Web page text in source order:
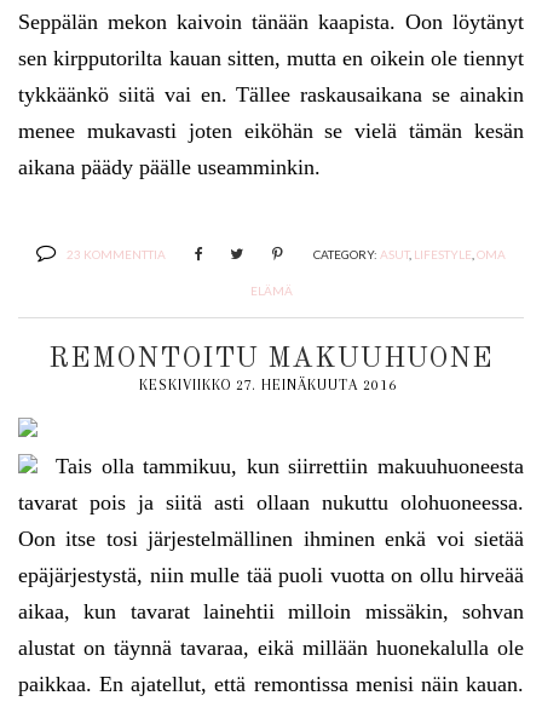
Seppälän mekon kaivoin tänään kaapista. Oon löytänyt
sen kirpputorilta kauan sitten, mutta en oikein ole tiennyt
tykkäänkö siitä vai en. Tällee raskausaikana se ainakin
menee mukavasti joten eiköhän se vielä tämän kesän
aikana päädy päälle useamminkin.
23 KOMMENTTIA CATEGORY: ASUT, LIFESTYLE,OMA
ELÄMÄ
REMONTOITU MAKUUHUONE
KESKIVIIKKO 27. HEINÄKUUTA 2016
Tais olla tammikuu, kun siirrettiin makuuhuoneesta
tavarat pois ja siitä asti ollaan nukuttu olohuoneessa.
Oon itse tosi järjestelmällinen ihminen enkä voi sietää
epäjärjestystä, niin mulle tää puoli vuotta on ollu hirveää
aikaa, kun tavarat lainehtii milloin missäkin, sohvan
alustat on täynnä tavaraa, eikä millään huonekalulla ole
paikkaa. En ajatellut, että remontissa menisi näin kauan.